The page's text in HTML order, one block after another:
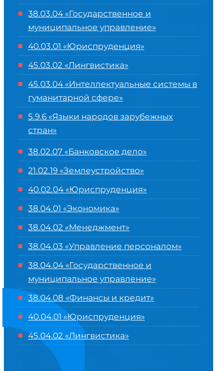
38.03.04 «Государственное и
муниципальное управление»
40.03.01 «Юриспруденция»
45.03.02 «Лингвистика»
45.03.04 «Интеллектуальные системы в
гуманитарной сфере»
5.9.6 «Языки народов зарубежных
стран»
38.02.07 «Банковское дело»
21.02.19 «Землеустройство»
40.02.04 «Юриспруденция»
38.04.01 «Экономика»
38.04.02 «Менеджмент»
38.04.03 «Управление персоналом»
38.04.04 «Государственное и
муниципальное управление»
38.04.08 «Финансы и кредит»
40.04.01 «Юриспруденция»
45.04.02 «Лингвистика»